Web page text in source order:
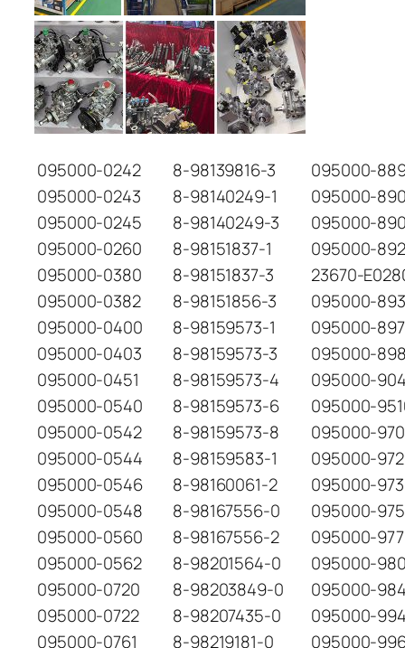
095000-0242 8-98139816-3
095000-
095000-0243
8-98140249-1
095000-
095000-0245
8-98140249-3
095000-
095000-0260
8-98151837-1
095000-
095000-0380
8-98151837-3
23670-
095000-0382
8-98151856-3
095000-
095000-0400
8-98159573-1
095000-
095000-0403
8-98159573-3
095000-
095000-0451
8-98159573-4
095000-
095000-0540
8-98159573-6
095000-
095000-0542
8-98159573-8
095000-
095000-0544
8-98159583-1
095000-
095000-0546
8-98160061-2
095000-
095000-0548
8-98167556-0
095000-
095000-0560
8-98167556-2
095000-
095000-0562
8-98201564-0
095000-
095000-0720
8-98203849-0
095000-
095000-0722
8-98207435-0
095000-
095000-0761
8-98219181-0 095000-